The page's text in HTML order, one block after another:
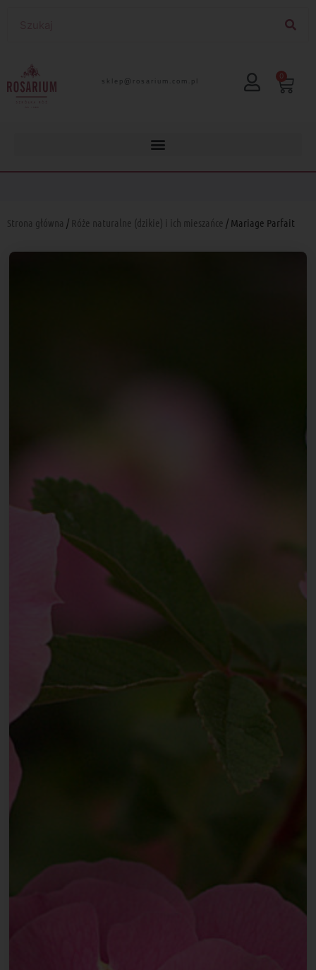
lp.moc.muirasor@pelks 0
Strona główna / Róże naturalne (dzikie) i ich mieszańce / Mariage Parfait